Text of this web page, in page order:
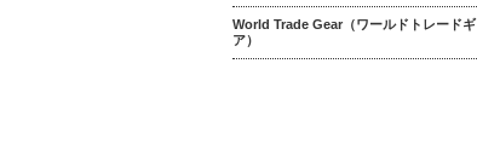
World Trade Gear（ワールドトレードギ
ア）